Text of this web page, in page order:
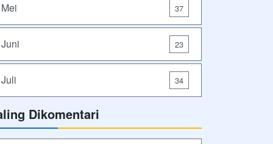
Mei 37
Juni 23
Juli 34
Dikomentari